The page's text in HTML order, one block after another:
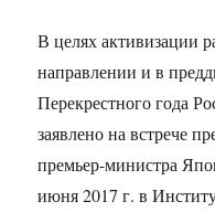
В целях активизации
направлении и в
Перекрестного года
заявлено на встрече
премьер-министра
июня 2017 г. в